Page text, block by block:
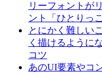
リーフォントが
ント「ひとりっこ
とにかく難しい
く描けるように
コツ
あのUI要素やコ